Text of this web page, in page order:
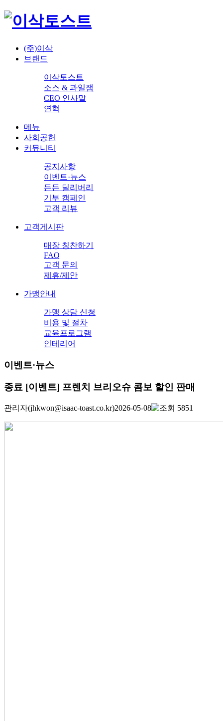
(주)이삭
브랜드
이삭토스트
소스 & 과일잼
CEO 인사말
연혁
메뉴
사회공헌
커뮤니티
공지사항
이벤트·뉴스
든든 딜리버리
기부 캠페인
고객 리뷰
고객게시판
매장 칭찬하기
FAQ
고객 문의
제휴/제안
가맹안내
가맹 상담 신청
비용 및 절차
교육프로그램
인테리어
이벤트·뉴스
종료 [이벤트] 프렌치 브리오슈 콤보 할인 판매
관리자(jhkwon@isaac-toast.co.kr)2026-05-08 5851